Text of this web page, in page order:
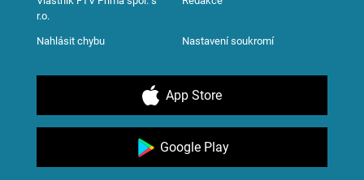
r.o.
Nahlásit chybu Nastavení soukromí
App Store
Google Play